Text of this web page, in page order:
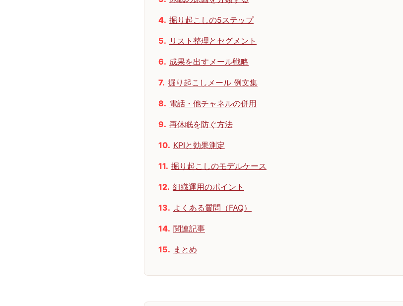
掘り起こしの5ステップ
リスト整理とセグメント
成果を出すメール戦略
掘り起こしメール 例文集
電話・他チャネルの併用
再休眠を防ぐ方法
KPIと効果測定
掘り起こしのモデルケース
組織運用のポイント
よくある質問（FAQ）
関連記事
まとめ